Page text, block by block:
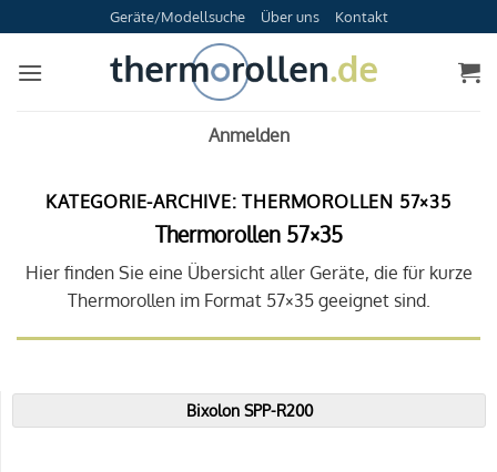
Inhalt
springen
Geräte/Modellsuche Über uns Kontakt
Anmelden
KATEGORIE-ARCHIVE:THERMOROLLEN 57×35
Thermorollen 57×35
Hier finden Sie eine Übersicht aller Geräte, die für kurze
Thermorollen im Format 57×35 geeignet sind.
Bixolon SPP-R200